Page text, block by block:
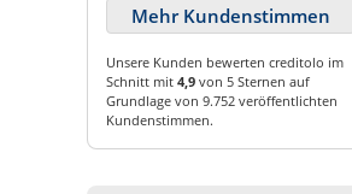
Mehr Kundenstimmen
Unsere Kunden bewerten creditolo im
Schnitt mit 4,9 von 5 Sternen auf
Grundlage von 9.752 veröffentlichten
Kundenstimmen.